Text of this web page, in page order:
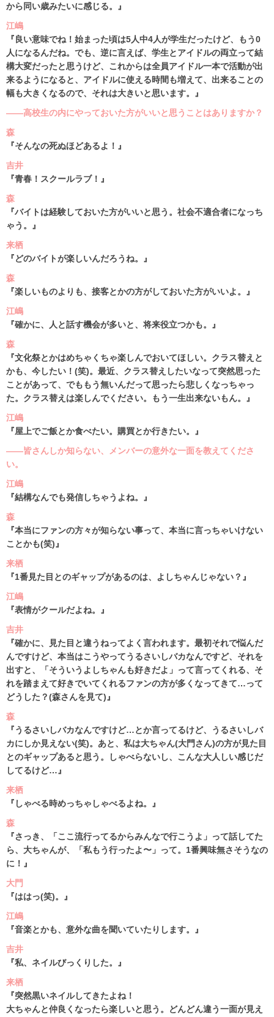
から同い歳みたいに感じる。』
江嶋
『良い意味でね！始まった頃は5人中4人が学生だったけど、もう0
人になるんだね。でも、逆に言えば、学生とアイドルの両立って結
構大変だったと思うけど、これからは全員アイドル一本で活動が出
来るようになると、アイドルに使える時間も増えて、出来ることの
幅も大きくなるので、それは大きいと思います。』
――高校生の内にやっておいた方がいいと思うことはありますか？
森
『そんなの死ぬほどあるよ！』
吉井
『青春！スクールラブ！』
森
『バイトは経験しておいた方がいいと思う。社会不適合者になっち
ゃう。』
来栖
『どのバイトが楽しいんだろうね。』
森
『楽しいものよりも、接客とかの方がしておいた方がいいよ。』
江嶋
『確かに、人と話す機会が多いと、将来役立つかも。』
森
『文化祭とかはめちゃくちゃ楽しんでおいてほしい。クラス替えと
かも、今したい！(笑)。最近、クラス替えしたいなって突然思った
ことがあって、でももう無いんだって思ったら悲しくなっちゃっ
た。クラス替えは楽しんでください。もう一生出来ないもん。』
江嶋
『屋上でご飯とか食べたい。購買とか行きたい。』
――皆さんしか知らない、メンバーの意外な一面を教えてくださ
い。
江嶋
『結構なんでも発信しちゃうよね。』
森
『本当にファンの方々が知らない事って、本当に言っちゃいけない
ことかも(笑)』
来栖
『1番見た目とのギャップがあるのは、よしちゃんじゃない？』
江嶋
『表情がクールだよね。』
吉井
『確かに、見た目と違うねってよく言われます。最初それで悩んだ
んですけど、本当はこうやってうるさいしバカなんですど、それを
出すと、「そういうよしちゃんも好きだよ」って言ってくれる、そ
れを踏まえて好きでいてくれるファンの方が多くなってきて…って
どうした？(森さんを見て)』
森
『うるさいしバカなんですけど…とか言ってるけど、うるさいしバ
カにしか見えない(笑)。あと、私は大ちゃん(大門さん)の方が見た目
とのギャップあると思う。しゃべらないし、こんな大人しい感じだ
してるけど…』
来栖
『しゃべる時めっちゃしゃべるよね。』
森
『さっき、「ここ流行ってるからみんなで行こうよ」って話してた
ら、大ちゃんが、「私もう行ったよ〜」って。1番興味無さそうなの
に！』
大門
『ははっ(笑)。』
江嶋
『音楽とかも、意外な曲を聞いていたりします。』
吉井
『私、ネイルびっくりした。』
来栖
『突然黒いネイルしてきたよね！
大ちゃんと仲良くなったら楽しいと思う。どんどん違う一面が見え